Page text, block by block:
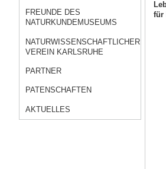
FREUNDE DES
NATURKUNDEMUSEUMS
NATURWISSENSCHAFTLICHER
VEREIN KARLSRUHE
PARTNER
PATENSCHAFTEN
AKTUELLES
für